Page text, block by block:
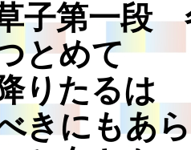
第一段
とめて
たるは
にもあ